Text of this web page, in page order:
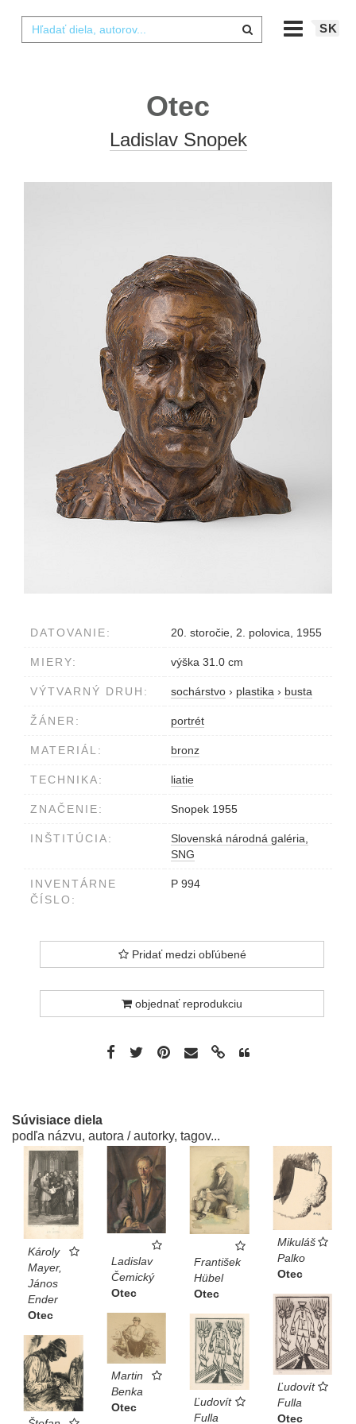
SK
Otec
Ladislav Snopek
DATOVANIE: 20. storočie, 2. polovica, 1955
MIERY: výška 31.0 cm
VÝTVARNÝ DRUH: sochárstvo › plastika › busta
ŽÁNER: portrét
MATERIÁL: bronz
TECHNIKA: liatie
ZNAČENIE: Snopek 1955
INŠTITÚCIA:
Slovenská národná galéria,
SNG
INVENTÁRNE
ČÍSLO:
P 994
Pridať medzi obľúbené
objednať reprodukciu
Súvisiace diela
podľa názvu, autora / autorky, tagov...
Károly
Mayer,
János
Ender
Otec
Ladislav
Čemický
Otec
František
Hübel
Otec
Mikuláš
Palko
Otec
Ľudovít
Fulla
Otec
Martin
Benka
Otec
Ľudovít
Fulla